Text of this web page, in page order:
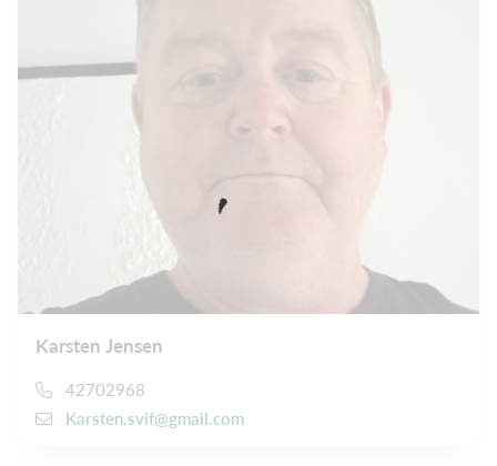
Karsten Jensen
42702968
Karsten.svif@gmail.com